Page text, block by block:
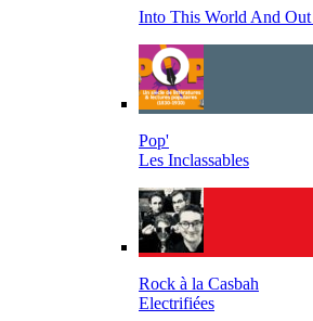
Into This World And
Pop'
Les Inclassables
Rock à la Casbah
Electrifiées